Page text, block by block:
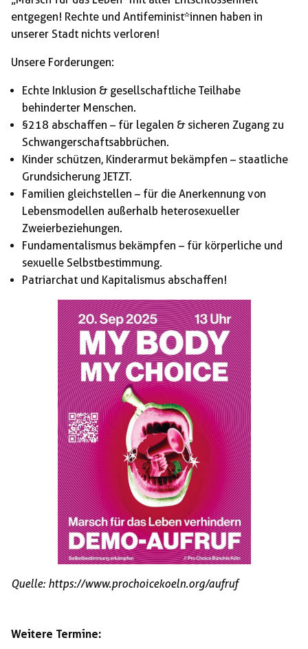
entgegen! Rechte und Antifeminist*innen haben in
unserer Stadt nichts verloren!
Unsere Forderungen:
Echte Inklusion & gesellschaftliche Teilhabe
behinderter Menschen.
§218 abschaffen – für legalen & sicheren Zugang zu
Schwangerschaftsabbrüchen.
Kinder schützen, Kinderarmut bekämpfen – staatliche
Grundsicherung JETZT.
Familien gleichstellen – für die Anerkennung von
Lebensmodellen außerhalb heterosexueller
Zweierbeziehungen.
Fundamentalismus bekämpfen – für körperliche und
sexuelle Selbstbestimmung.
Patriarchat und Kapitalismus abschaffen!
Quelle: https://www.prochoicekoeln.org/aufruf
Weitere Termine: